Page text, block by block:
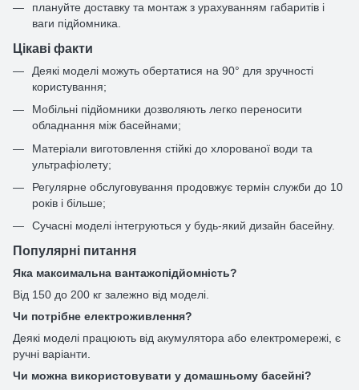
плануйте доставку та монтаж з урахуванням габаритів і
ваги підйомника.
Цікаві факти
Деякі моделі можуть обертатися на 90° для зручності
користування;
Мобільні підйомники дозволяють легко переносити
обладнання між басейнами;
Матеріали виготовлення стійкі до хлорованої води та
ультрафіолету;
Регулярне обслуговування продовжує термін служби до 10
років і більше;
Сучасні моделі інтегруються у будь-який дизайн басейну.
Популярні питання
Яка максимальна вантажопідйомність?
Від 150 до 200 кг залежно від моделі.
Чи потрібне електроживлення?
Деякі моделі працюють від акумулятора або електромережі, є
ручні варіанти.
Чи можна використовувати у домашньому басейні?